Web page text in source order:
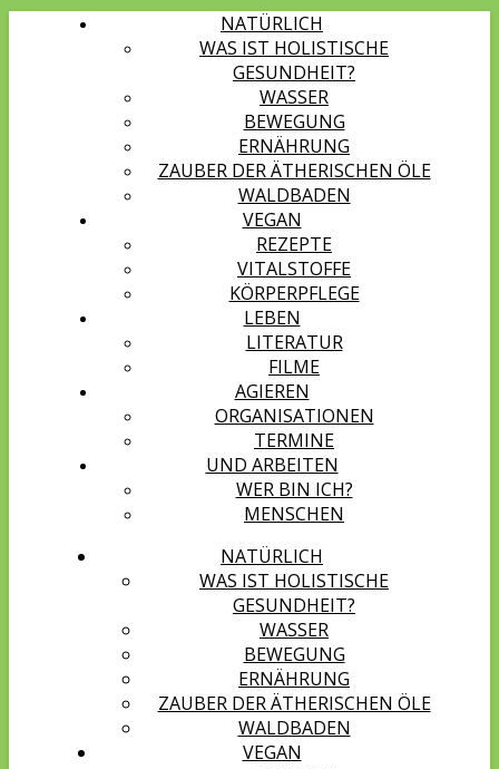
NATÜRLICH
WAS IST HOLISTISCHE
GESUNDHEIT?
WASSER
BEWEGUNG
ERNÄHRUNG
ZAUBER DER ÄTHERISCHEN ÖLE
WALDBADEN
VEGAN
REZEPTE
VITALSTOFFE
KÖRPERPFLEGE
LEBEN
LITERATUR
FILME
AGIEREN
ORGANISATIONEN
TERMINE
UND ARBEITEN
WER BIN ICH?
MENSCHEN
NATÜRLICH
WAS IST HOLISTISCHE
GESUNDHEIT?
WASSER
BEWEGUNG
ERNÄHRUNG
ZAUBER DER ÄTHERISCHEN ÖLE
WALDBADEN
VEGAN